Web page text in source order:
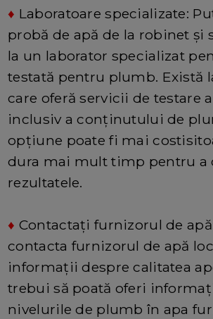
♦ Laboratoare specializate:
probă de apă de la robinet și
la un laborator specializat
testată pentru plumb. Există
care oferă servicii de testare
inclusiv a conținutului de
opțiune poate fi mai
dura mai mult timp pentru a
rezultatele.
♦ Contactați furnizorul de
contacta furnizorul de apă
informații despre calitatea
trebui să poată oferi
nivelurile de plumb în apa